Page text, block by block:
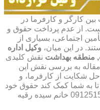
بین کارگر و کارفرما در
از عدم پرداخت حقوق و
اجتماعی، بسیاری از
در این میان، وکیل اداره
منطقه بهداشت نقش کلیدی
مقاله به بررسی نقش این
شکایت از کارفرما، و
به شما کمک کند حقوق خود
را به بهترین شکل مطالبه کنید. 09125152796 خانم سیده رقیه